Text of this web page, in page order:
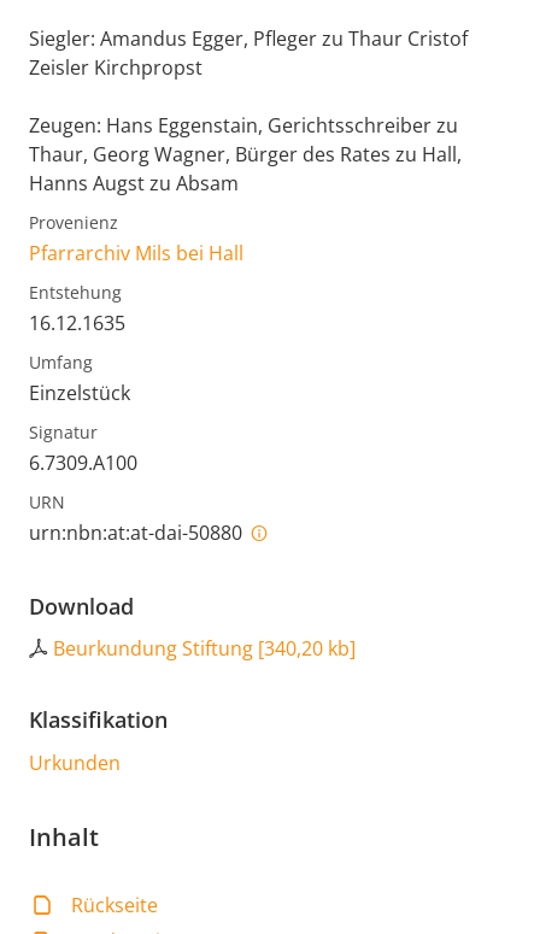
Siegler: Amandus Egger, Pfleger zu Thaur Cristof
Zeisler Kirchpropst
Zeugen: Hans Eggenstain, Gerichtsschreiber zu
Thaur, Georg Wagner, Bürger des Rates zu Hall,
Hanns Augst zu Absam
Provenienz
Pfarrarchiv Mils bei Hall
Entstehung
16.12.1635
Umfang
Einzelstück
Signatur
6.7309.A100
URN
urn:nbn:at:at-dai-50880
Download
Beurkundung Stiftung [340,20 kb]
Klassifikation
Urkunden
Inhalt
Rückseite